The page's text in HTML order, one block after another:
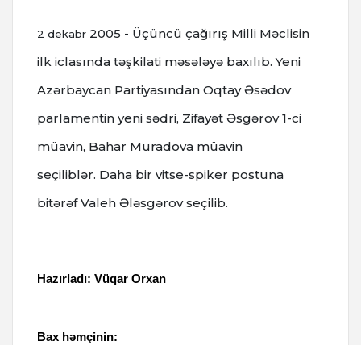
2 dekabr 2005 - Üçüncü çağırış Milli Məclisin
ilk iclasında təşkilati məsələyə baxılıb.Yeni
Azərbaycan Partiyasından Oqtay Əsədov
parlamentin yeni sədri, Zifayət Əsgərov 1-ci
müavin, Bahar Muradova müavin
seçiliblər. Daha bir vitse-spiker postuna
bitərəf Valeh Ələsgərov seçilib.
Hazırladı: Vüqar Orxan
Bax həmçinin: